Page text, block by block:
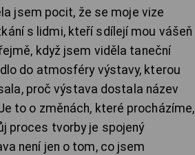
jsem pocit, že se moje vize
s lidmi, kteří sdílejí mou vášeň
když jsem viděla taneční
do atmosféry výstavy, kterou
proč výstava dostala název
to o změnách, které procházíme,
proces tvorby je spojený
není jen o tom, co jsem